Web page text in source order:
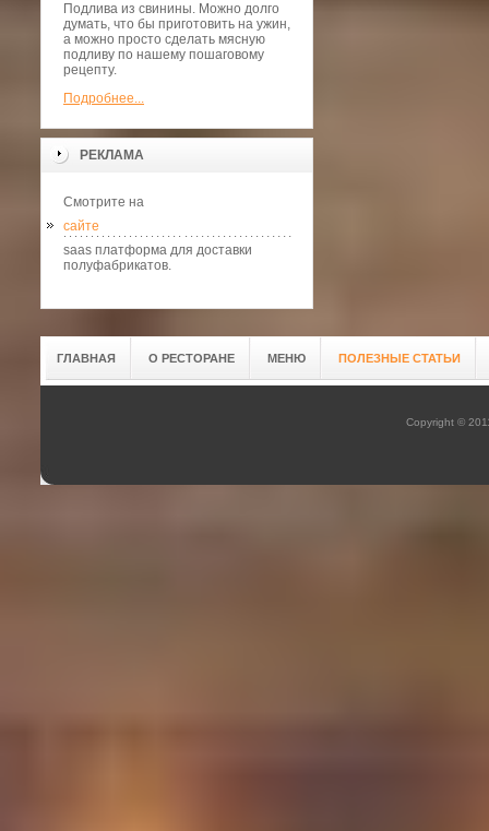
Подлива из свинины. Можно долго
думать, что бы приготовить на ужин,
а можно просто сделать мясную
подливу по нашему пошаговому
рецепту.
Подробнее...
РЕКЛАМА
Смотрите на
сайте
saas платформа для доставки
полуфабрикатов.
ГЛАВНАЯ О РЕСТОРАНЕ МЕНЮ ПОЛЕЗНЫЕ СТАТЬИ
Copyright ©